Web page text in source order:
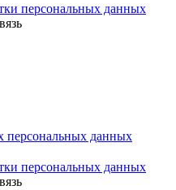
персональных данных
персональных данных
персональных данных